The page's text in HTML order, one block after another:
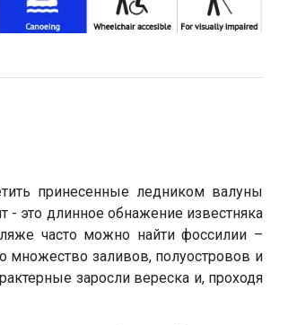
принесенные ледником валуны
это длинное обнажение известняка
часто можно найти фоссилии –
множество заливов, полуостровов и
заросли вереска и, проходя